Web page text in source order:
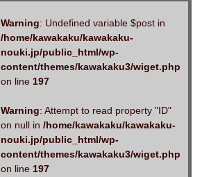
Warning: Undefined variable $post in
/home/kawakaku/kawakaku-
nouki.jp/public_html/wp-
content/themes/kawakaku3/wiget.php
on line 197
Warning: Attempt to read property "ID"
on null in /home/kawakaku/kawakaku-
nouki.jp/public_html/wp-
content/themes/kawakaku3/wiget.php
on line 197